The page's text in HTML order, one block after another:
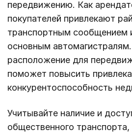
передвижению. Как
покупателей привлекают
транспортным сообщением
основным
расположение для
поможет повысить
конкурентоспособность
Учитывайте наличие и
общественного транспорта,